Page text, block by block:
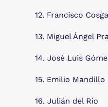
12. Francisco
13. Miguel Ángel
14. José Luis
15. Emilio Mandillo
16. Julián del Río